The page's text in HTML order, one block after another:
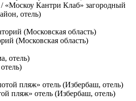
«Москоу Кантри Клаб» загородный
отель)
(Московская область)
пляж» отель (Избербаш, отель)